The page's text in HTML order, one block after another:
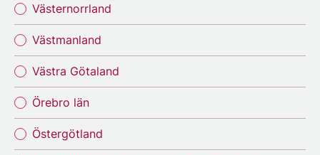
Västernorrland
Västmanland
Västra Götaland
Örebro län
Östergötland